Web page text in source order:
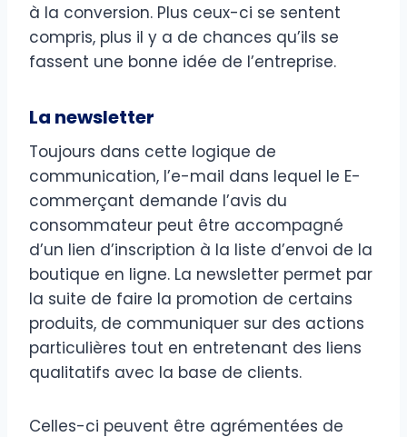
à la conversion. Plus ceux-ci se sentent
compris, plus il y a de chances qu’ils se
fassent une bonne idée de l’entreprise.
La newsletter
Toujours dans cette logique de
communication, l’e-mail dans lequel le E-
commerçant demande l’avis du
consommateur peut être accompagné
d’un lien d’inscription à la liste d’envoi de la
boutique en ligne. La newsletter permet par
la suite de faire la promotion de certains
produits, de communiquer sur des actions
particulières tout en entretenant des liens
qualitatifs avec la base de clients.
Celles-ci peuvent être agrémentées de